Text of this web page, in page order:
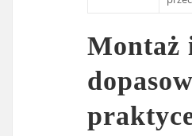
Montaż